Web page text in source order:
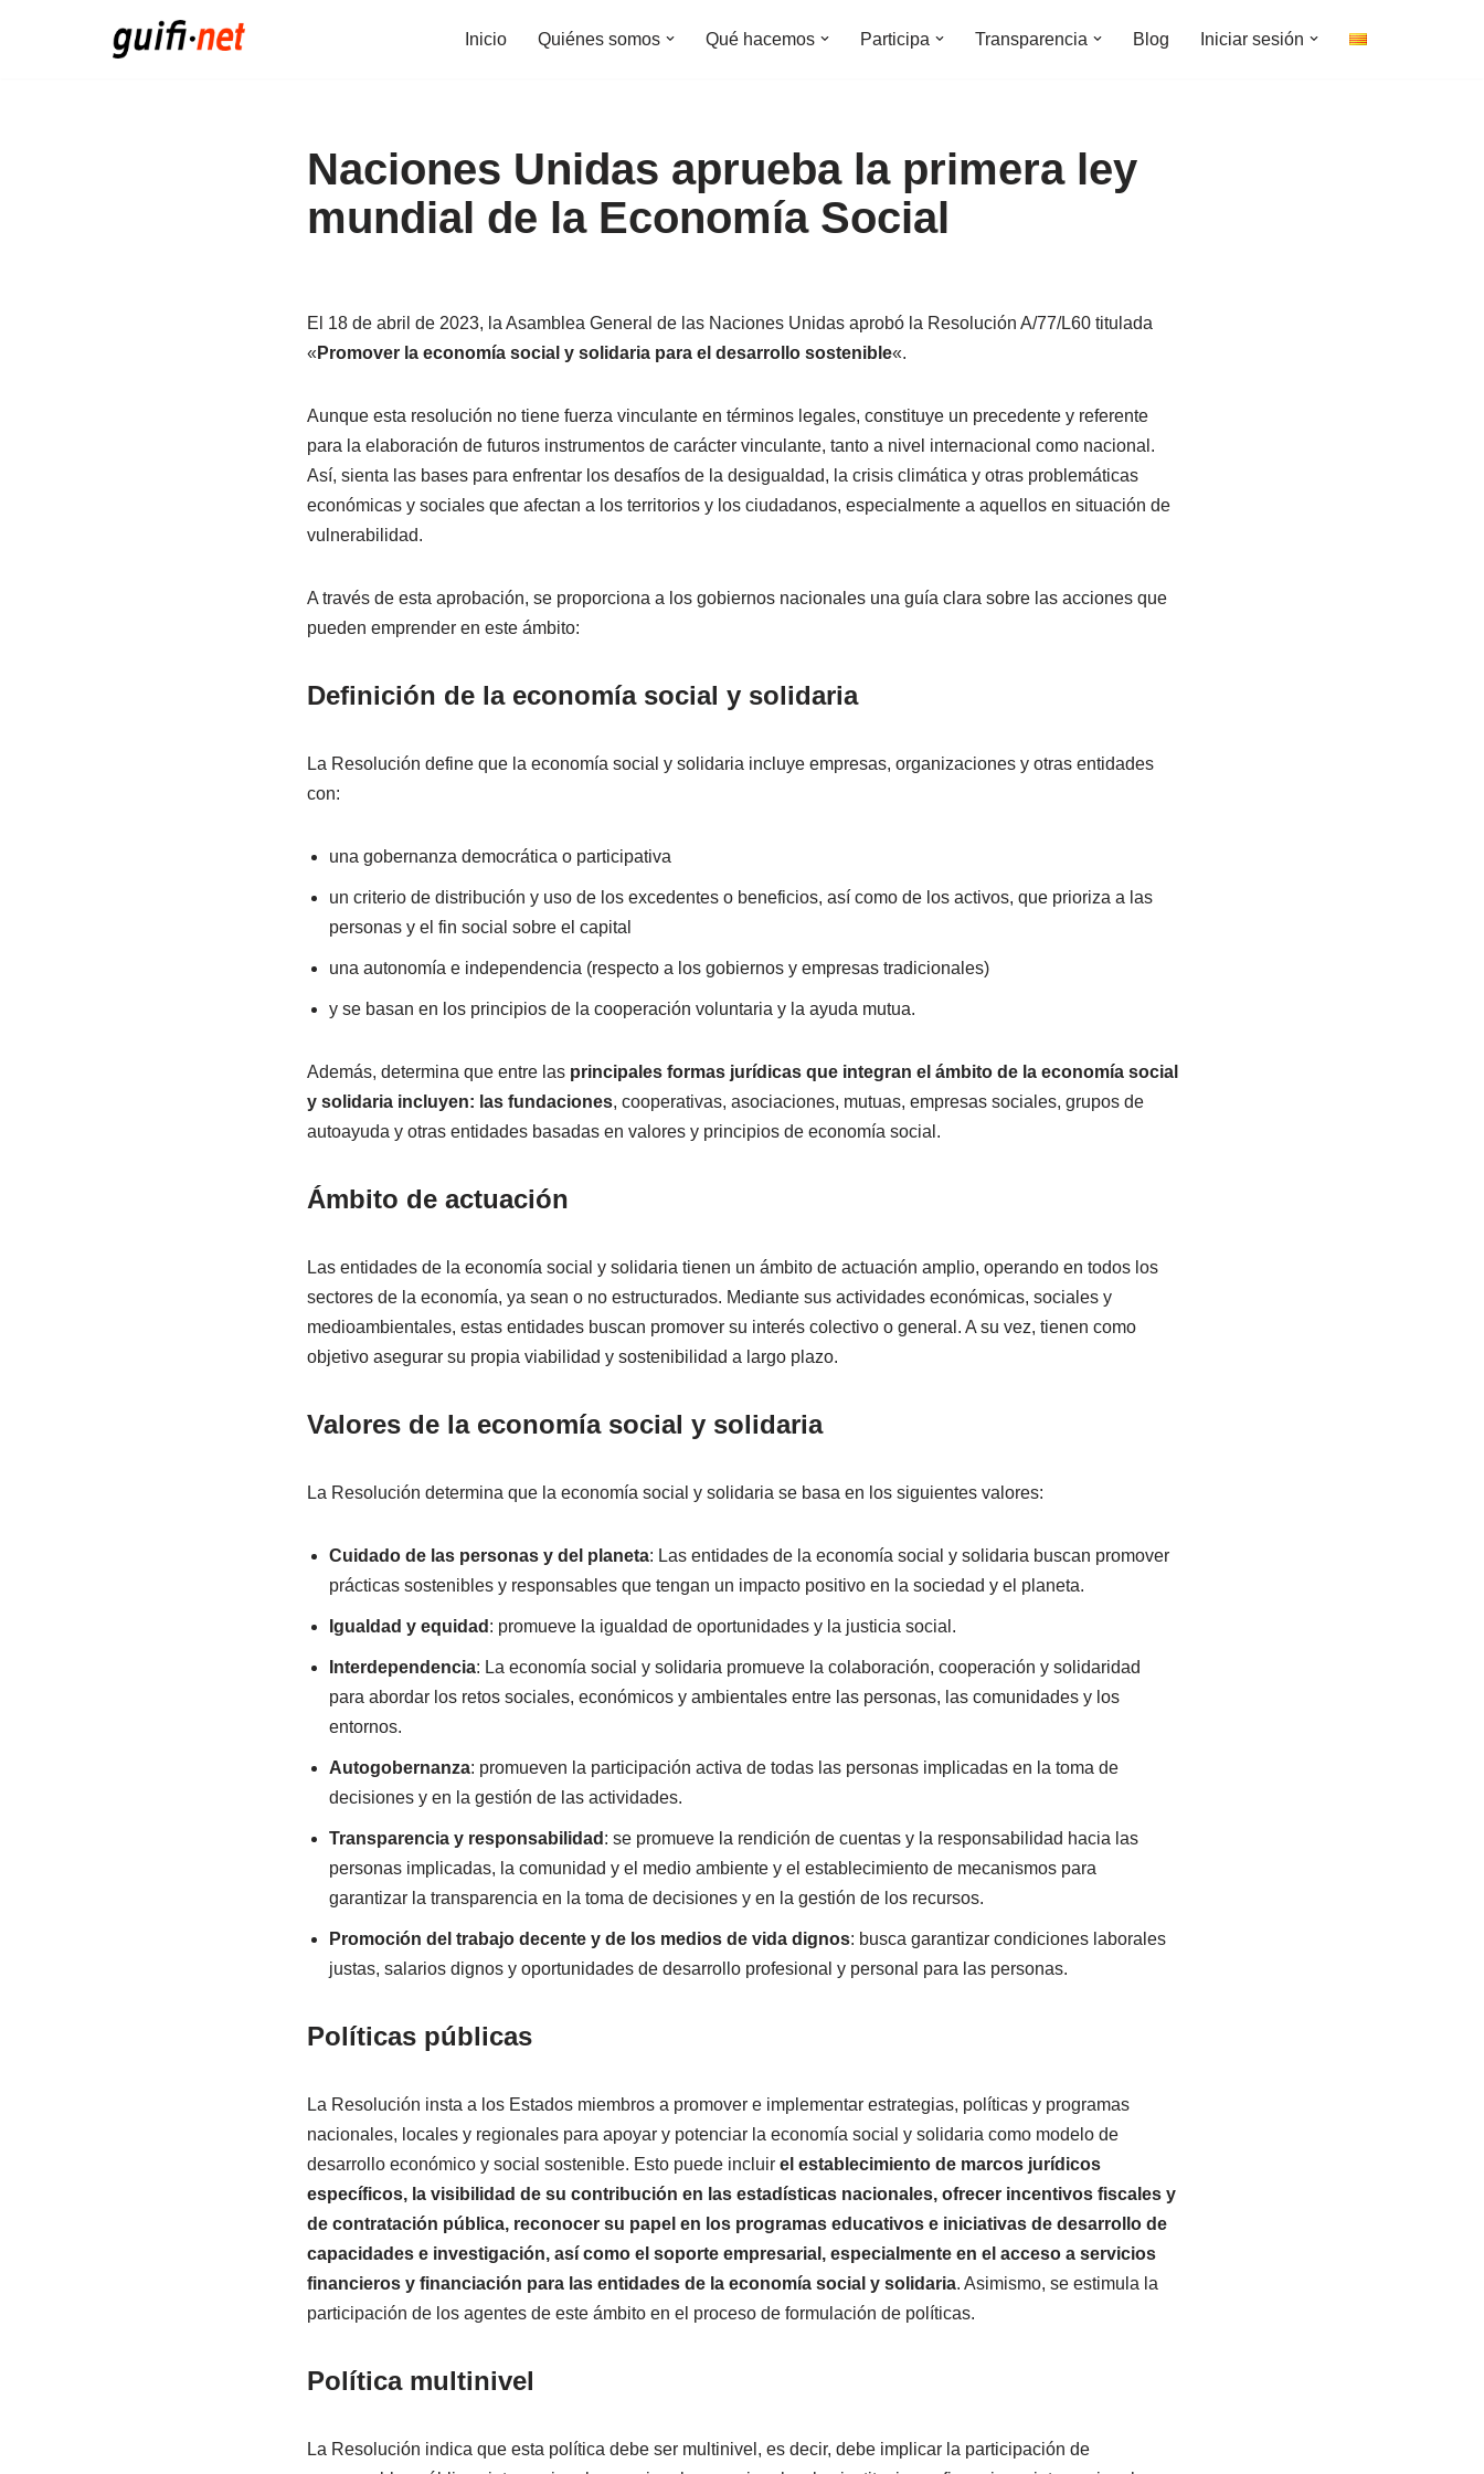
Inicio Quiénes somos Qué hacemos Participa Transparencia Blog Iniciar sesión
Naciones Unidas aprueba la primera ley
mundial de la Economía Social
El 18 de abril de 2023, la Asamblea General de las Naciones Unidas aprobó la Resolución A/77/L60 titulada
« Promover la economía social y solidaria para el desarrollo sostenible«.
Aunque esta resolución no tiene fuerza vinculante en términos legales, constituye un precedente y referente
para la elaboración de futuros instrumentos de carácter vinculante, tanto a nivel internacional como nacional.
Así, sienta las bases para enfrentar los desafíos de la desigualdad, la crisis climática y otras problemáticas
económicas y sociales que afectan a los territorios y los ciudadanos, especialmente a aquellos en situación de
vulnerabilidad.
A través de esta aprobación, se proporciona a los gobiernos nacionales una guía clara sobre las acciones que
pueden emprender en este ámbito:
Definición de la economía social y solidaria
La Resolución define que la economía social y solidaria incluye empresas, organizaciones y otras entidades
con:
una gobernanza democrática o participativa
un criterio de distribución y uso de los excedentes o beneficios, así como de los activos, que prioriza a las
personas y el fin social sobre el capital
una autonomía e independencia (respecto a los gobiernos y empresas tradicionales)
y se basan en los principios de la cooperación voluntaria y la ayuda mutua.
Además, determina que entre las principales formas jurídicas que integran el ámbito de la economía social
y solidaria incluyen: las fundaciones, cooperativas, asociaciones, mutuas, empresas sociales, grupos de
autoayuda y otras entidades basadas en valores y principios de economía social.
Ámbito de actuación
Las entidades de la economía social y solidaria tienen un ámbito de actuación amplio, operando en todos los
sectores de la economía, ya sean o no estructurados. Mediante sus actividades económicas, sociales y
medioambientales, estas entidades buscan promover su interés colectivo o general. A su vez, tienen como
objetivo asegurar su propia viabilidad y sostenibilidad a largo plazo.
Valores de la economía social y solidaria
La Resolución determina que la economía social y solidaria se basa en los siguientes valores:
Cuidado de las personas y del planeta: Las entidades de la economía social y solidaria buscan promover
prácticas sostenibles y responsables que tengan un impacto positivo en la sociedad y el planeta.
Igualdad y equidad : promueve la igualdad de oportunidades y la justicia social.
Interdependencia: La economía social y solidaria promueve la colaboración, cooperación y solidaridad
para abordar los retos sociales, económicos y ambientales entre las personas, las comunidades y los
entornos.
Autogobernanza: promueven la participación activa de todas las personas implicadas en la toma de
decisiones y en la gestión de las actividades.
Transparencia y responsabilidad : se promueve la rendición de cuentas y la responsabilidad hacia las
personas implicadas, la comunidad y el medio ambiente y el establecimiento de mecanismos para
garantizar la transparencia en la toma de decisiones y en la gestión de los recursos.
Promoción del trabajo decente y de los medios de vida dignos: busca garantizar condiciones laborales
justas, salarios dignos y oportunidades de desarrollo profesional y personal para las personas.
Políticas públicas
La Resolución insta a los Estados miembros a promover e implementar estrategias, políticas y programas
nacionales, locales y regionales para apoyar y potenciar la economía social y solidaria como modelo de
desarrollo económico y social sostenible. Esto puede incluirel establecimiento de marcos jurídicos
específicos, la visibilidad de su contribución en las estadísticas nacionales, ofrecer incentivos fiscales y
de contratación pública, reconocer su papel en los programas educativos e iniciativas de desarrollo de
capacidades e investigación, así como el soporte empresarial, especialmente en el acceso a servicios
financieros y financiación para las entidades de la economía social y solidaria. Asimismo, se estimula la
participación de los agentes de este ámbito en el proceso de formulación de políticas.
Política multinivel
La Resolución indica que esta política debe ser multinivel, es decir, debe implicar la participación de